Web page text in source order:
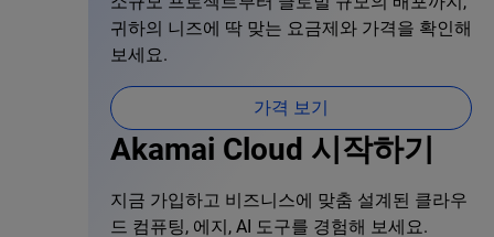
귀하의 니즈에 딱 맞는 요금제와 가격을 확인해
보세요.
가격 보기
Akamai Cloud 시작하기
지금 가입하고 비즈니스에 맞춤 설계된 클라우
드 컴퓨팅, 에지, AI 도구를 경험해 보세요.